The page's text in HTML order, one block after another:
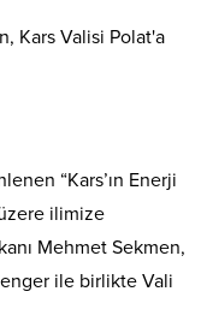
“Kars’ın Enerji
ilimize
Mehmet Sekmen,
ile birlikte Vali